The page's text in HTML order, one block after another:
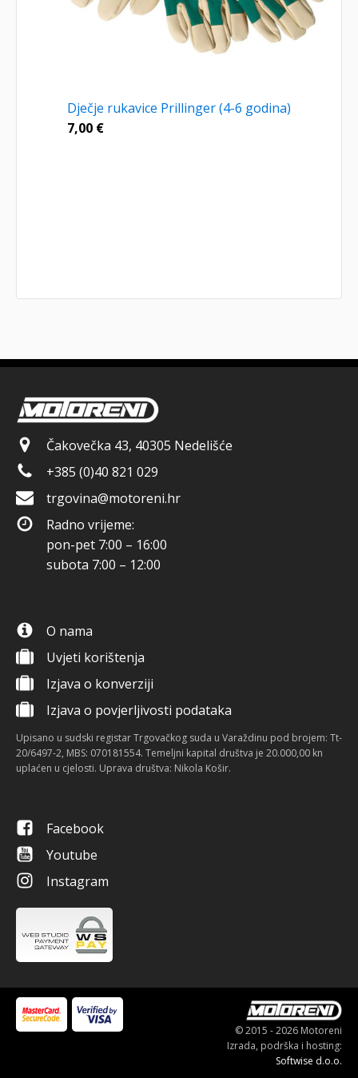
Dječje rukavice Prillinger (4-6 godina)
7,00 €
Čakovečka 43, 40305 Nedelišće
+385 (0)40 821 029
trgovina@motoreni.hr
Radno vrijeme:
pon-pet 7:00 – 16:00
subota 7:00 – 12:00
O nama
Uvjeti korištenja
Izjava o konverziji
Izjava o povjerljivosti podataka
Upisano u sudski registar Trgovačkog suda u Varaždinu pod brojem: Tt-
20/6497-2, MBS: 070181554. Temeljni kapital društva je 20.000,00 kn
uplaćen u cjelosti. Uprava društva: Nikola Košir.
Facebook
Youtube
Instagram
© 2015 - 2026 Motoreni
Izrada, podrška i hosting:
Softwise d.o.o.